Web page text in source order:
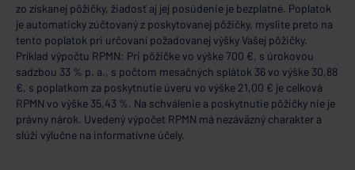
zo získanej pôžičky, žiadosť aj jej posúdenie je bezplatné. Poplatok
je automaticky zúčtovaný z poskytovanej pôžičky, myslite preto na
tento poplatok pri určovaní požadovanej výšky Vašej pôžičky.
Príklad výpočtu RPMN: Pri pôžičke vo výške 700 €, s úrokovou
sadzbou 33 % p. a., s počtom mesačných splátok 36 vo výške 30,88
€, s poplatkom za poskytnutie úveru vo výške 21,00 € je celková
RPMN vo výške 35,43 %. Na schválenie a poskytnutie pôžičky nie je
právny nárok. Uvedený výpočet RPMN má nezáväzný charakter a
slúži výlučne na informatívne účely.